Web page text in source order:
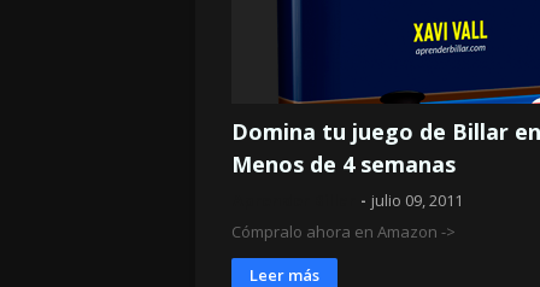
Domina tu juego de Billar en
Menos de 4 semanas
julio 09, 2011
Cómpralo ahora en Amazon ->
Leer más